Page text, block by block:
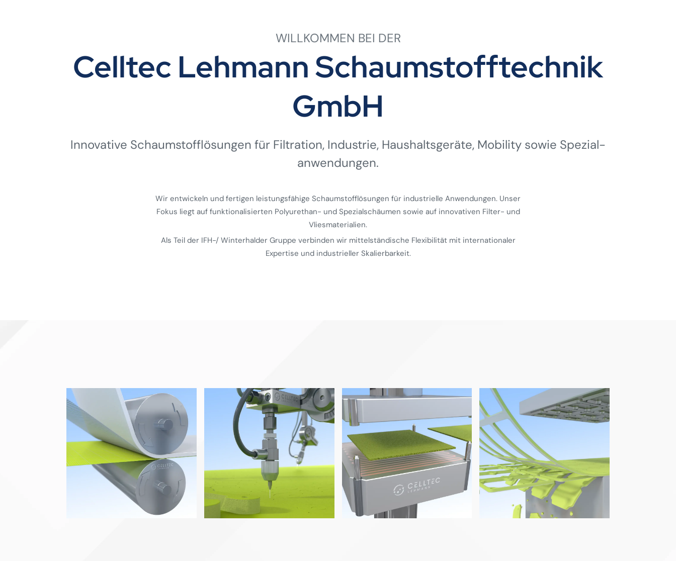
WILLKOMMEN BEI DER
Celltec Lehmann Schaumstofftechnik
GmbH
Innovative Schaumstoff­lösungen für Filtration, Industrie, Haushalts­geräte, Mobility sowie Spezial­
anwendungen.
Wir entwickeln und fertigen leistungsfähige Schaumstofflösungen für industrielle Anwendungen. Unser
Fokus liegt auf funktionalisierten Polyurethan- und Spezialschäumen sowie auf innovativen Filter- und
Vliesmaterialien.
Als Teil der IFH-/ Winterhalder Gruppe verbinden wir mittelständische Flexibilität mit internationaler
Expertise und industrieller Skalierbarkeit.